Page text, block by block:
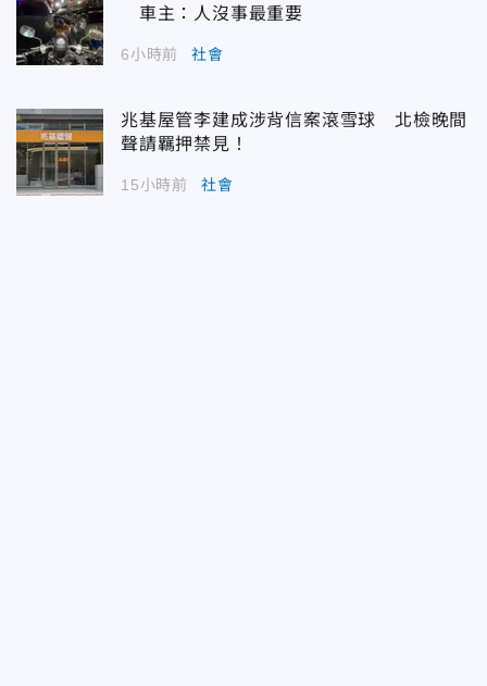
車主：人沒事最重要
6小時前 社會
兆基屋管李建成涉背信案滾雪球 北檢晚間
聲請羈押禁見！
15小時前 社會